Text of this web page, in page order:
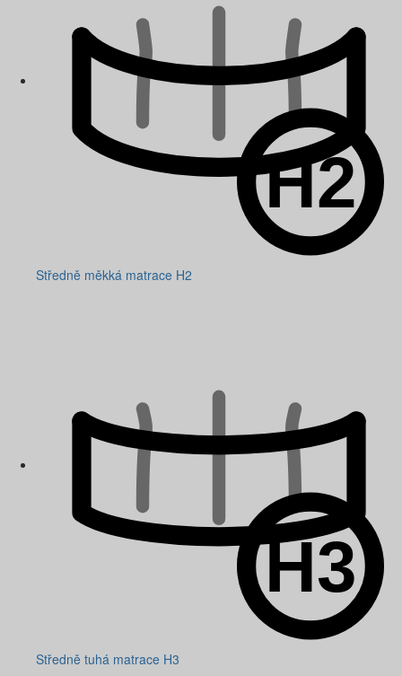
Středně měkká matrace H2
Středně tuhá matrace H3